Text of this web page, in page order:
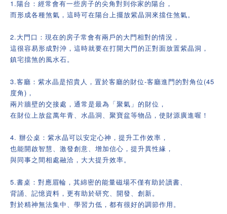
1.陽台：經常會有一些房子的尖角對到你家的陽台，
而形成各種煞氣，這時可在陽台上擺放紫晶洞來擋住煞氣。
2.大門口：現在的房子常會有兩戶的大門相對的情況，
這很容易形成對沖，這時就要在打開大門的正對面放置紫晶洞，
鎮宅擋煞的風水石。
3.客廳：紫水晶是招貴人，置於客廳的財位-客廳進門的對角位(45
度角)，
兩片牆壁的交接處，通常是最為「聚氣」的財位，
在財位上放盆萬年青、水晶洞、聚寶盆等物品，使財源廣進喔！
4. 辦公桌：紫水晶可以安定心神，提升工作效率，
也能開啟智慧、激發創意、增加信心，提升異性緣，
與同事之間相處融洽，大大提升效率。
5.書桌：對應眉輪，其綿密的能量磁場不僅有助於讀書、
背誦、記憶資料，更有助於研究、開發、創新。
對於精神無法集中、學習力低，都有很好的調節作用。